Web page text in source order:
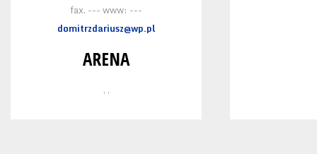
fax. --- www: ---
domitrzdariusz@wp.pl
ARENA
, ,